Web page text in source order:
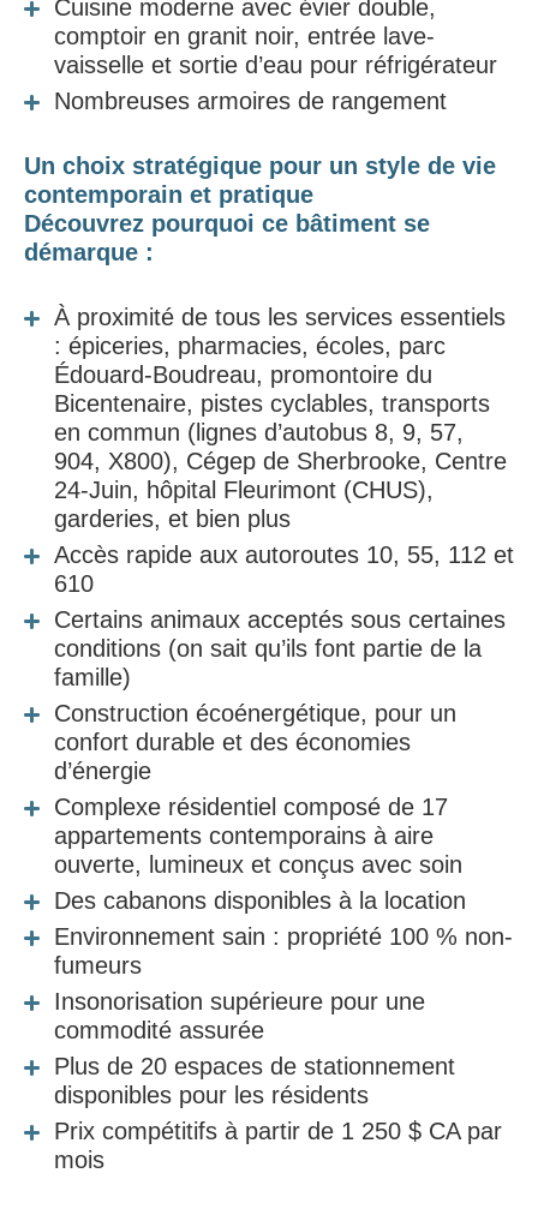
Cuisine moderne avec évier double,
comptoir en granit noir, entrée lave-
vaisselle et sortie d’eau pour réfrigérateur
Nombreuses armoires de rangement
Un choix stratégique pour un style de vie
contemporain et pratique
Découvrez pourquoi ce bâtiment se
démarque :
À proximité de tous les services essentiels
: épiceries, pharmacies, écoles, parc
Édouard-Boudreau, promontoire du
Bicentenaire, pistes cyclables, transports
en commun (lignes d’autobus 8, 9, 57,
904, X800), Cégep de Sherbrooke, Centre
24-Juin, hôpital Fleurimont (CHUS),
garderies, et bien plus
Accès rapide aux autoroutes 10, 55, 112 et
610
Certains animaux acceptés sous certaines
conditions (on sait qu’ils font partie de la
famille)
Construction écoénergétique, pour un
confort durable et des économies
d’énergie
Complexe résidentiel composé de 17
appartements contemporains à aire
ouverte, lumineux et conçus avec soin
Des cabanons disponibles à la location
Environnement sain : propriété 100 % non-
fumeurs
Insonorisation supérieure pour une
commodité assurée
Plus de 20 espaces de stationnement
disponibles pour les résidents
Prix compétitifs à partir de 1 250 $ CA par
mois